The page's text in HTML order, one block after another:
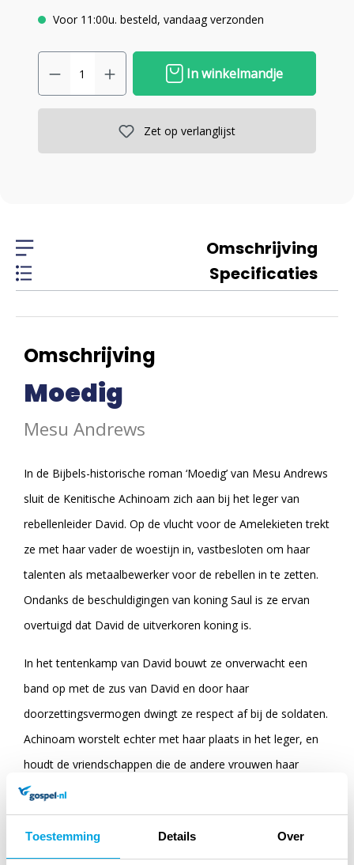
Toestemming Details Over
Voor 11:00u. besteld, vandaag verzonden
In winkelmandje
Zet op verlanglijst
Omschrijving
Specificaties
Omschrijving
Moedig
Mesu Andrews
In de Bijbels-historische roman ‘Moedig’ van Mesu Andrews
sluit de Kenitische Achinoam zich aan bij het leger van
rebellenleider David. Op de vlucht voor de Amelekieten trekt
ze met haar vader de woestijn in, vastbesloten om haar
talenten als metaalbewerker voor de rebellen in te zetten.
Ondanks de beschuldigingen van koning Saul is ze ervan
overtuigd dat David de uitverkoren koning is.
In het tentenkamp van David bouwt ze onverwacht een
band op met de zus van David en door haar
doorzettingsvermogen dwingt ze respect af bij de soldaten.
Achinoam worstelt echter met haar plaats in het leger, en
houdt de vriendschappen die de andere vrouwen haar
aanbieden op afstand door de littekens van haar verleden.
Terwijl het leger van koning Saul steeds dichterbij komt,
wordt Achinoam geconfronteerd met de ware betekenis